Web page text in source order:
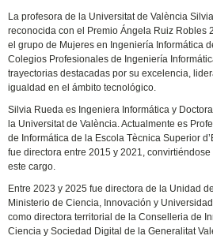
La profesora de la Universitat de València
reconocida con el Premio Ángela Ruiz Robles
el grupo de Mujeres en Ingeniería Informática
Colegios Profesionales de Ingeniería
trayectorias destacadas por su excelencia,
igualdad en el ámbito tecnológico.
Silvia Rueda es Ingeniera Informática y
la Universitat de València. Actualmente es
de Informática de la Escola Tècnica Superior
fue directora entre 2015 y 2021,
este cargo.
Entre 2023 y 2025 fue directora de la Unidad
Ministerio de Ciencia, Innovación y
como directora territorial de la Conselleria de
Ciencia y Sociedad Digital de la Generalitat